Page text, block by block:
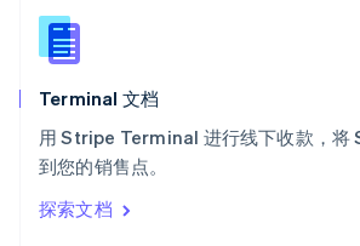
Terminal 文档
用 Stripe Terminal 进行线下收款，将
到您的销售点。
探索文档
English
新西兰
匈牙利
意大利
ItalianoEnglish
印度
English